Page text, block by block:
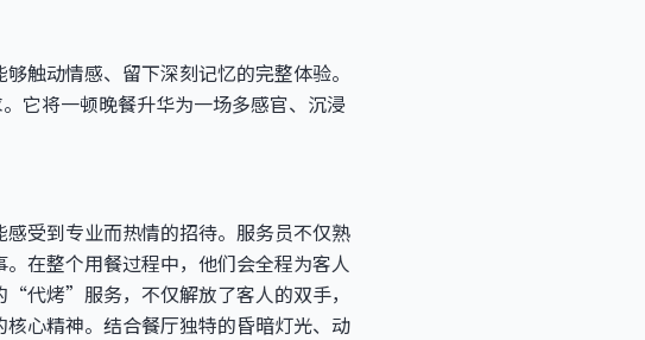
触动情感、留下深刻记忆的完整体验。
它将一顿晚餐升华为一场多感官、沉浸
受到专业而热情的招待。服务员不仅熟
在整个用餐过程中，他们会全程为客人
代烤”服务，不仅解放了客人的双手，
心精神。结合餐厅独特的昏暗灯光、动